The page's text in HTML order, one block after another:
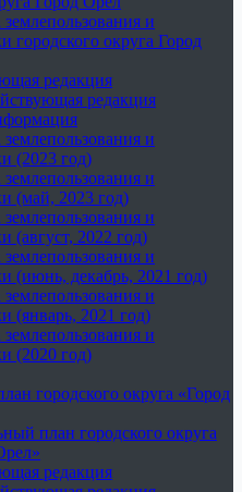
и
городского округа Город
редакция
редакция
и
(2023 год)
и
(май, 2023 год)
и
(август, 2022 год)
и
(июнь, декабрь, 2021 год)
и
(январь, 2021 год)
и
(2020 год)
городского округа «Город
план городского округа
редакция